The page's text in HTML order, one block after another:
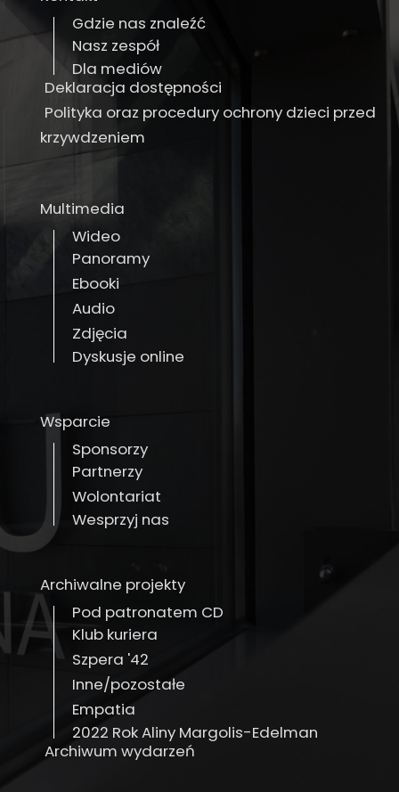
Gdzie nas znaleźć
Nasz zespół
Dla mediów
Deklaracja dostępności
Polityka oraz procedury ochrony dzieci przed
krzywdzeniem
Multimedia
Wideo
Panoramy
Ebooki
Audio
Zdjęcia
Dyskusje online
Wsparcie
Sponsorzy
Partnerzy
Wolontariat
Wesprzyj nas
Archiwalne projekty
Pod patronatem CD
Klub kuriera
Szpera '42
Inne/pozostałe
Empatia
2022 Rok Aliny Margolis-Edelman
Archiwum wydarzeń